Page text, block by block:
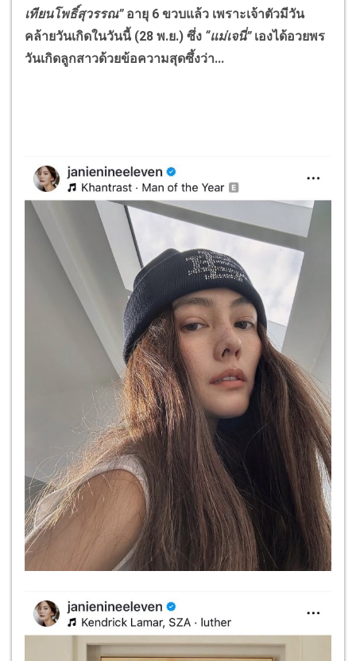
เทียนโพธิ์สุวรรณ”อายุ 6 ขวบแล้ว เพราะเจ้าตัวมีวัน
คล้ายวันเกิดในวันนี้ (28 พ.ย.) ซึ่ง “แม่เจนี่” เองได้อวยพร
วันเกิดลูกสาวด้วยข้อความสุดซึ้งว่า...